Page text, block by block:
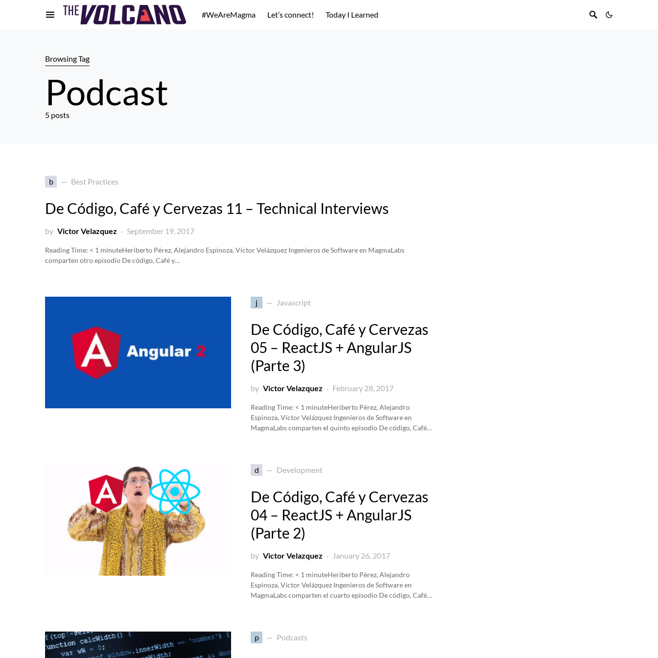
#WeAreMagma Let’s connect! Today I Learned
Browsing Tag
Podcast
5 posts
b Best Practices
De Código, Café y Cervezas 11 – Technical Interviews
by Victor Velazquez September 19, 2017
Reading Time: < 1 minuteHeriberto Pérez, Alejandro Espinoza, Víctor Velázquez Ingenieros de Software en MagmaLabs
comparten otro episodio De código, Café y…
j Javascript
De Código, Café y Cervezas
05 – ReactJS + AngularJS
(Parte 3)
by Victor Velazquez February 28, 2017
Reading Time: < 1 minuteHeriberto Pérez, Alejandro
Espinoza, Víctor Velázquez Ingenieros de Software en
MagmaLabs comparten el quinto episodio De código, Café…
d Development
De Código, Café y Cervezas
04 – ReactJS + AngularJS
(Parte 2)
by Victor Velazquez January 26, 2017
Reading Time: < 1 minuteHeriberto Pérez, Alejandro
Espinoza, Víctor Velázquez Ingenieros de Software en
MagmaLabs comparten el cuarto episodio De código, Café…
p Podcasts